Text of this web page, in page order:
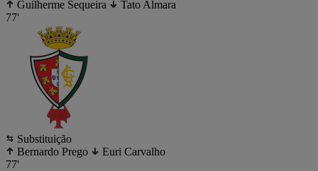
Guilherme Sequeira
Tato Almara
77'
Substituição
Bernardo Prego
Euri Carvalho
77'